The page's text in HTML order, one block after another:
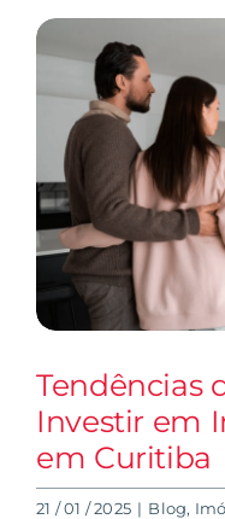
View
Larger
Image
Tendências
Investir em
em Curitiba
21 / 01 / 2025 | Blog,